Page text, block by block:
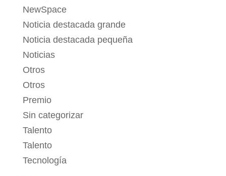
NewSpace
Noticia destacada grande
Noticia destacada pequeña
Noticias
Otros
Otros
Premio
Sin categorizar
Talento
Talento
Tecnología